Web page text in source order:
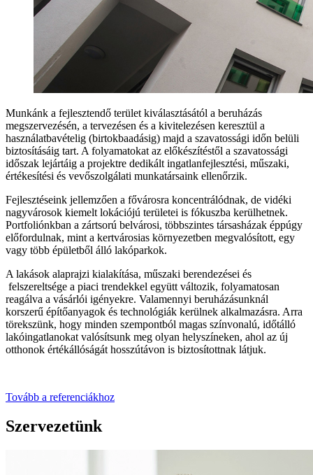
Munkánk a fejlesztendő terület kiválasztásától a beruházás
megszervezésén, a tervezésen és a kivitelezésen keresztül a
használatbavételig (birtokbaadásig) majd a szavatossági időn belüli
biztosításáig tart. A folyamatokat az előkészítéstől a szavatossági
időszak lejártáig a projektre dedikált ingatlanfejlesztési, műszaki,
értékesítési és vevőszolgálati munkatársaink ellenőrzik.
Fejlesztéseink jellemzően a fővárosra koncentrálódnak, de vidéki
nagyvárosok kiemelt lokációjú területei is fókuszba kerülhetnek.
Portfoliónkban a zártsorú belvárosi, többszintes társasházak éppúgy
előfordulnak, mint a kertvárosias környezetben megvalósított, egy
vagy több épületből álló lakóparkok.
A lakások alaprajzi kialakítása, műszaki berendezései és
felszereltsége a piaci trendekkel együtt változik, folyamatosan
reagálva a vásárlói igényekre. Valamennyi beruházásunknál
korszerű építőanyagok és technológiák kerülnek alkalmazásra. Arra
törekszünk, hogy minden szempontból magas színvonalú, időtálló
lakóingatlanokat valósítsunk meg olyan helyszíneken, ahol az új
otthonok értékállóságát hosszútávon is biztosítottnak látjuk.
Tovább a referenciákhoz
Szervezetünk